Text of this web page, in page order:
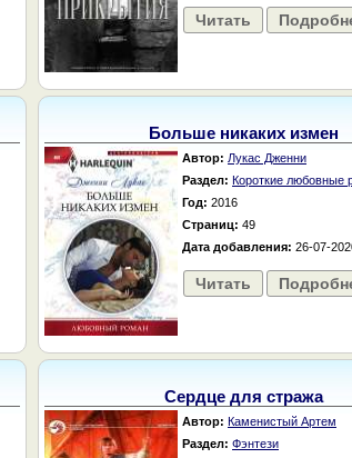
Читать
Больше никаких измен
Автор: Лукас Дженни
Раздел: Короткие любовные
Год: 2016
Страниц: 49
Дата добавления: 26-07-
Читать
Сердце для стража
Автор: Каменистый Артем
Раздел: Фэнтези